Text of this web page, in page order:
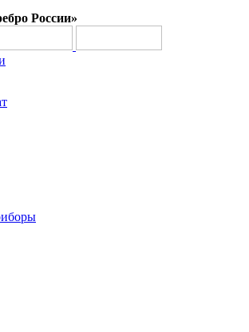
России»